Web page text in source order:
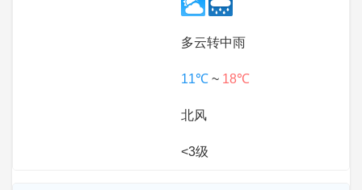
多云转中雨
11℃ ~ 18℃
北风
<3级